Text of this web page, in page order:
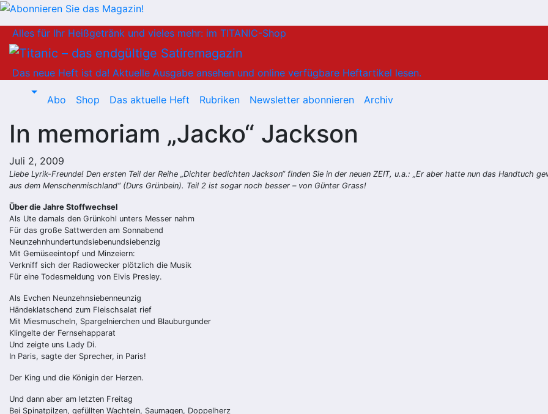
Inhalt
springen
Alles für Ihr Heißgetränk und vieles mehr: im TITANIC-Shop
Das neue Heft ist da! Aktuelle Ausgabe ansehen und online verfügbare Heftartikel lesen.
Abo Shop Das aktuelle Heft Rubriken Newsletter abonnieren Archiv
In memoriam „Jacko“ Jackson
Juli 2, 2009
Liebe Lyrik-Freunde! Den ersten Teil der Reihe „Dichter bedichten Jackson“ finden Sie in der neuen ZEIT, u.a.: „Er aber hatte nun das Handtuch
aus dem Menschenmischland“ (Durs Grünbein). Teil 2 ist sogar noch besser – von Günter Grass!
Über die Jahre Stoffwechsel
Als Ute damals den Grünkohl unters Messer nahm
Für das große Sattwerden am Sonnabend
Neunzehnhundertundsiebenundsiebenzig
Mit Gemüseeintopf und Minzeiern:
Verkniff sich der Radiowecker plötzlich die Musik
Für eine Todesmeldung von Elvis Presley.
Als Evchen Neunzehnsiebenneunzig
Händeklatschend zum Fleischsalat rief
Mit Miesmuscheln, Spargelnierchen und Blauburgunder
Klingelte der Fernsehapparat
Und zeigte uns Lady Di.
In Paris, sagte der Sprecher, in Paris!
Der King und die Königin der Herzen.
Und dann aber am letzten Freitag
Bei Spinatpilzen, gefüllten Wachteln, Saumagen, Doppelherz